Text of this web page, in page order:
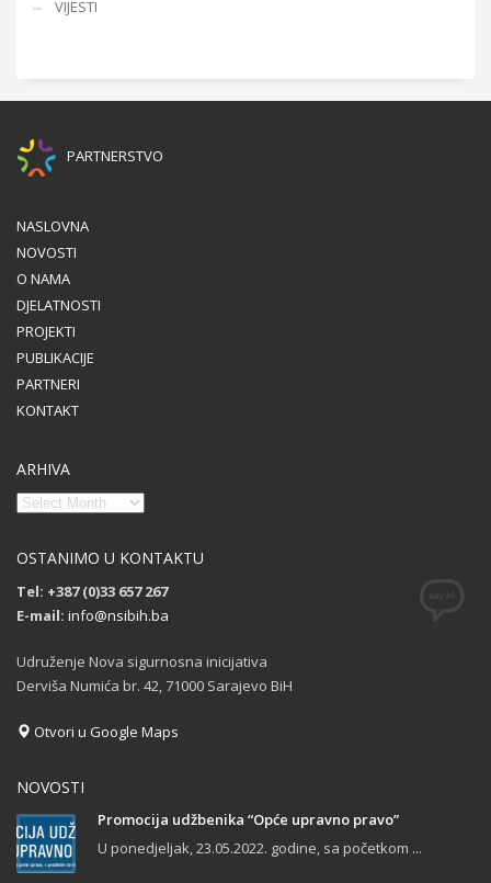
VIJESTI
PARTNERSTVO
NASLOVNA
NOVOSTI
O NAMA
DJELATNOSTI
PROJEKTI
PUBLIKACIJE
PARTNERI
KONTAKT
ARHIVA
OSTANIMO U KONTAKTU
Tel: +387 (0)33 657 267
E-mail: info@nsibih.ba
Udruženje Nova sigurnosna inicijativa
Derviša Numića br. 42, 71000 Sarajevo BiH
Otvori u Google Maps
NOVOSTI
Promocija udžbenika “Opće upravno pravo”
U ponedjeljak, 23.05.2022. godine, sa početkom ...